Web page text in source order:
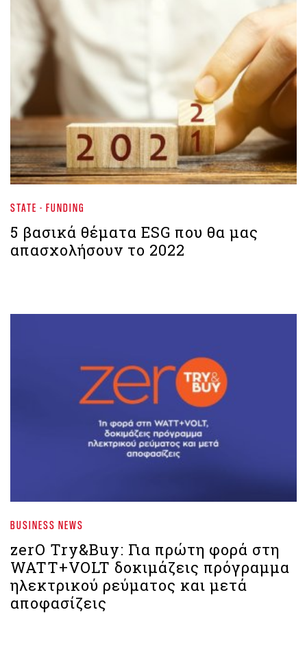
STATE - FUNDING
5 βασικά θέματα ESG που θα μας
απασχολήσουν το 2022
BUSINESS NEWS
zerO Try&Buy: Για πρώτη φορά στη
WATT+VOLT δοκιμάζεις πρόγραμμα
ηλεκτρικού ρεύματος και μετά
αποφασίζεις